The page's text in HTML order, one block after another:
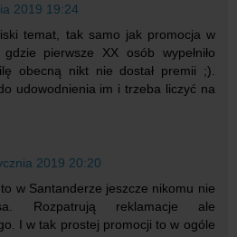
2019 19:24
temat, tak samo jak promocja w
pierwsze XX osób wypełniło
obecną nikt nie dostał premii ;).
udowodnienia im i trzeba liczyć na
2019 20:20
w Santanderze jeszcze nikomu nie
Rozpatrują reklamacje ale
I w tak prostej promocji to w ogóle